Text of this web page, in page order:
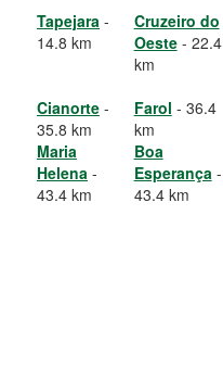
Tapejara -
14.8 km
Cruzeiro do
Oeste- 22.4
km
Cianorte -
35.8 km
Farol - 36.4
km
Maria
Helena -
43.4 km
Boa
Esperança-
43.4 km